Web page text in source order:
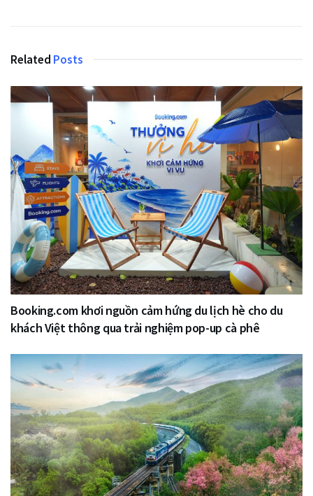
Related Posts
Booking.com khơi nguồn cảm hứng du lịch hè cho du
khách Việt thông qua trải nghiệm pop-up cà phê